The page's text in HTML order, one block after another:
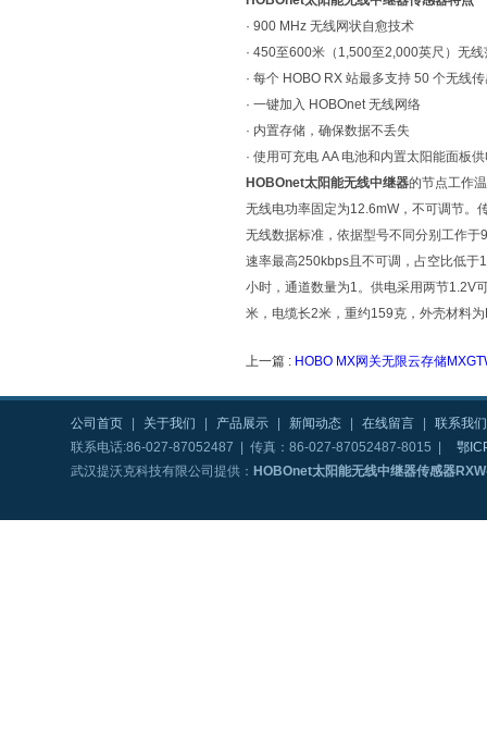
· 900 MHz 无线网状自愈技术
· 450至600米（1,500至2,000英尺）无
· 每个 HOBO RX 站最多支持 50 个无线
· 一键加入 HOBOnet 无线网络
· 内置存储，确保数据不丢失
· 使用可充电 AA 电池和内置太阳能面板
HOBOnet太阳能无线中继器的节点工作
无线电功率固定为12.6mW，不可调节。
无线数据标准，依据型号不同分别工作
速率最高250kbps且不可调，占空比低于
小时，通道数量为1。供电采用两节1.2V
米，电缆长2米，重约159克，外壳材料
上一篇 : HOBO MX网关无限云存储
公司首页 关于我们 产品展示 新闻动态 在线留言
联系我们
联系电话:86-027-87052487 | 传真：86-027-87052487-8015 |
鄂
武汉提沃克科技有限公司提供： HOBOnet太阳能无线中继器传感器